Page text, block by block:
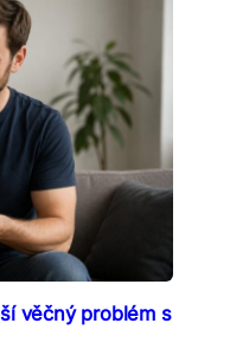
věčný problém s